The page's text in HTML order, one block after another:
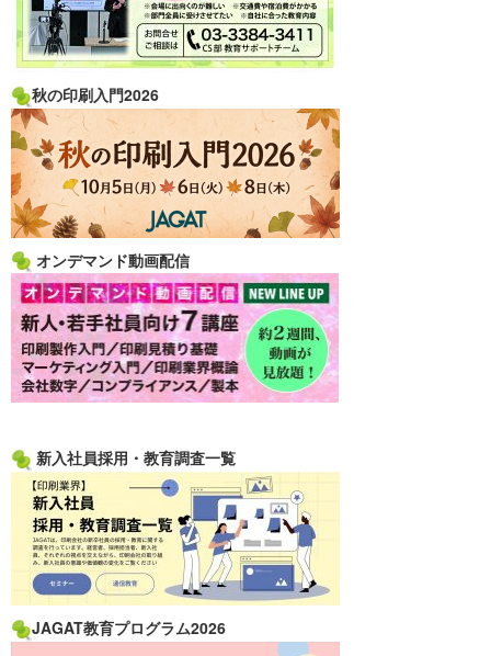
秋の印刷入門2026
オンデマンド動画配信
新入社員採用・教育調査一覧
JAGAT教育プログラム2026